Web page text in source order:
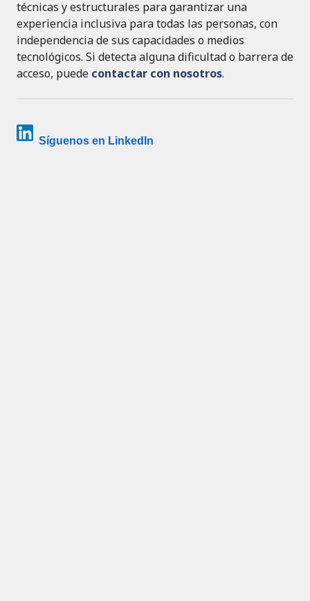
técnicas y estructurales para garantizar una
experiencia inclusiva para todas las personas, con
independencia de sus capacidades o medios
tecnológicos. Si detecta alguna dificultad o barrera de
acceso, puede contactar con nosotros.
Síguenos en LinkedIn